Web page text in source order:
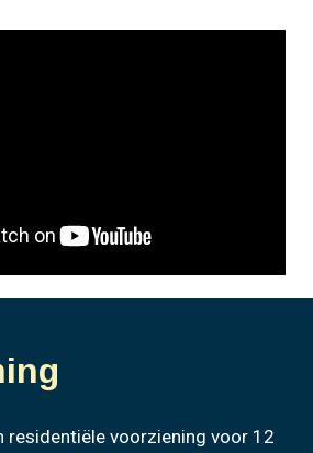
residentiële voorziening voor 12